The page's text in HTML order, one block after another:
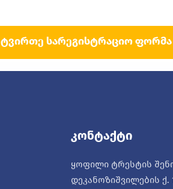
Სარეგისტრაციო Ფორმა
Კონტაქტი
ყოფილი ტრესტის
დეკანოზიშვილების ქ.